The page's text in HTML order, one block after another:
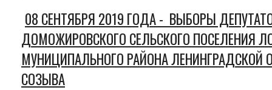
08 СЕНТЯБРЯ 2019 ГОДА - ВЫБОРЫ
ДОМОЖИРОВСКОГО СЕЛЬСКОГО ПОСЕЛЕНИЯ
МУНИЦИПАЛЬНОГО РАЙОНА ЛЕНИНГРАДСКОЙ
СОЗЫВА